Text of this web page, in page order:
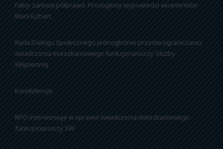
Fakty zamiast półprawd. Prostujemy wypowiedzi wiceminister
Marii Ejchart
Rada Dialogu Społecznego jednogłośnie przeciw ograniczaniu
świadczenia mieszkaniowego funkcjonariuszy Służby
Więziennej
Kondolencje
RPO interweniuje w sprawie świadczenia mieszkaniowego
funkcjonariuszy SW